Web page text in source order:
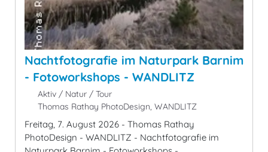
Nachtfotografie im Naturpark Barnim
- Fotoworkshops - WANDLITZ
Aktiv / Natur / Tour
Thomas Rathay PhotoDesign, WANDLITZ
Freitag, 7. August 2026 - Thomas Rathay
PhotoDesign - WANDLITZ - Nachtfotografie im